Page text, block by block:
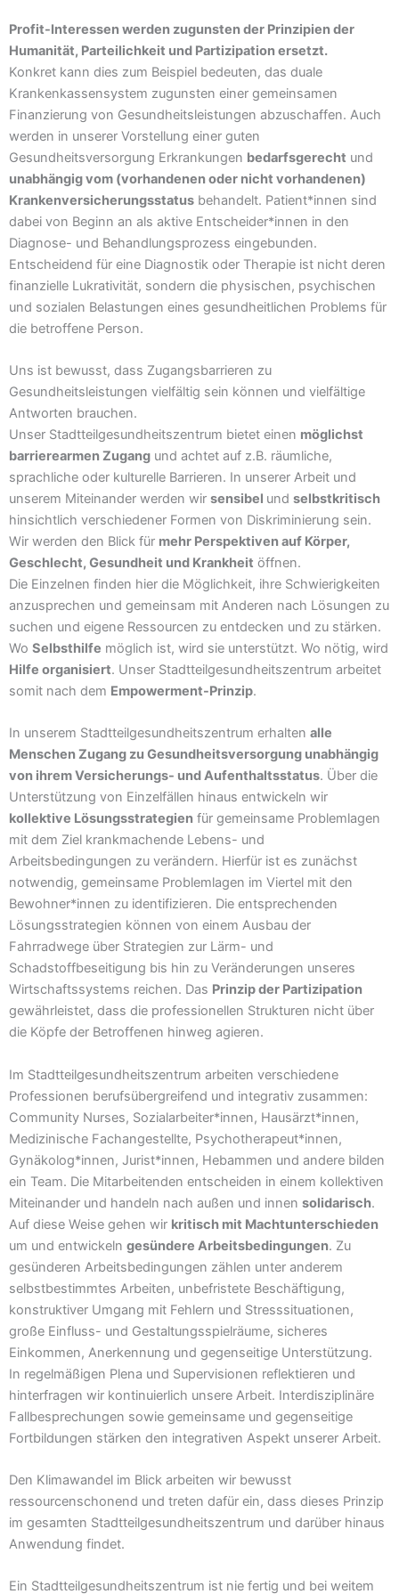
Profit-Interessen werden zugunsten der Prinzipien der
Humanität, Parteilichkeit und Partizipation ersetzt.
Konkret kann dies zum Beispiel bedeuten, das duale
Krankenkassensystem zugunsten einer gemeinsamen
Finanzierung von Gesundheitsleistungen abzuschaffen. Auch
werden in unserer Vorstellung einer guten
Gesundheitsversorgung Erkrankungen bedarfsgerecht und
unabhängig vom (vorhandenen oder nicht vorhandenen)
Krankenversicherungsstatus behandelt. Patient*innen sind
dabei von Beginn an als aktive Entscheider*innen in den
Diagnose- und Behandlungsprozess eingebunden.
Entscheidend für eine Diagnostik oder Therapie ist nicht deren
finanzielle Lukrativität, sondern die physischen, psychischen
und sozialen Belastungen eines gesundheitlichen Problems für
die betroffene Person.
Uns ist bewusst, dass Zugangsbarrieren zu
Gesundheitsleistungen vielfältig sein können und vielfältige
Antworten brauchen.
Unser Stadtteilgesundheitszentrum bietet einen möglichst
barrierearmen Zugang und achtet auf z.B. räumliche,
sprachliche oder kulturelle Barrieren. In unserer Arbeit und
unserem Miteinander werden wir sensibel und selbstkritisch
hinsichtlich verschiedener Formen von Diskriminierung sein.
Wir werden den Blick für mehr Perspektiven auf Körper,
Geschlecht, Gesundheit und Krankheit öffnen.
Die Einzelnen finden hier die Möglichkeit, ihre Schwierigkeiten
anzusprechen und gemeinsam mit Anderen nach Lösungen zu
suchen und eigene Ressourcen zu entdecken und zu stärken.
Wo Selbsthilfe möglich ist, wird sie unterstützt. Wo nötig, wird
Hilfe organisiert. Unser Stadtteilgesundheitszentrum arbeitet
somit nach dem Empowerment-Prinzip.
In unserem Stadtteilgesundheitszentrum erhalten alle
Menschen Zugang zu Gesundheitsversorgung unabhängig
von ihrem Versicherungs- und Aufenthaltsstatus. Über die
Unterstützung von Einzelfällen hinaus entwickeln wir
kollektive Lösungsstrategien für gemeinsame Problemlagen
mit dem Ziel krankmachende Lebens- und
Arbeitsbedingungen zu verändern. Hierfür ist es zunächst
notwendig, gemeinsame Problemlagen im Viertel mit den
Bewohner*innen zu identifizieren. Die entsprechenden
Lösungsstrategien können von einem Ausbau der
Fahrradwege über Strategien zur Lärm- und
Schadstoffbeseitigung bis hin zu Veränderungen unseres
Wirtschaftssystems reichen. Das Prinzip der Partizipation
gewährleistet, dass die professionellen Strukturen nicht über
die Köpfe der Betroffenen hinweg agieren.
Im Stadtteilgesundheitszentrum arbeiten verschiedene
Professionen berufsübergreifend und integrativ zusammen:
Community Nurses, Sozialarbeiter*innen, Hausärzt*innen,
Medizinische Fachangestellte, Psychotherapeut*innen,
Gynäkolog*innen, Jurist*innen, Hebammen und andere bilden
ein Team. Die Mitarbeitenden entscheiden in einem kollektiven
Miteinander und handeln nach außen und innen solidarisch.
Auf diese Weise gehen wir kritisch mit Machtunterschieden
um und entwickeln gesündere Arbeitsbedingungen. Zu
gesünderen Arbeitsbedingungen zählen unter anderem
selbstbestimmtes Arbeiten, unbefristete Beschäftigung,
konstruktiver Umgang mit Fehlern und Stresssituationen,
große Einfluss- und Gestaltungsspielräume, sicheres
Einkommen, Anerkennung und gegenseitige Unterstützung.
In regelmäßigen Plena und Supervisionen reflektieren und
hinterfragen wir kontinuierlich unsere Arbeit. Interdisziplinäre
Fallbesprechungen sowie gemeinsame und gegenseitige
Fortbildungen stärken den integrativen Aspekt unserer Arbeit.
Den Klimawandel im Blick arbeiten wir bewusst
ressourcenschonend und treten dafür ein, dass dieses Prinzip
im gesamten Stadtteilgesundheitszentrum und darüber hinaus
Anwendung findet.
Ein Stadtteilgesundheitszentrum ist nie fertig und bei weitem